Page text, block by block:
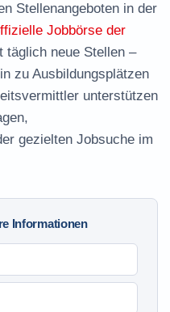
Stellenangeboten in der
Jobbörse der
täglich neue Stellen –
zu Ausbildungsplätzen
unterstützen
gezielten Jobsuche im
Informationen